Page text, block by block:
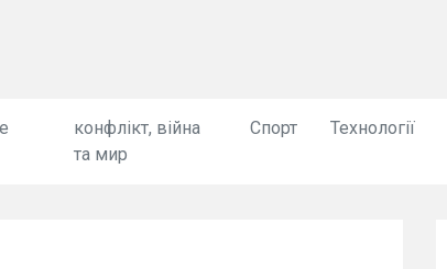
конфлікт, війна
та мир
Спорт Технології